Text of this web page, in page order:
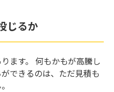
じるか
ます。 何もかもが高騰し
できるのは、ただ見積も